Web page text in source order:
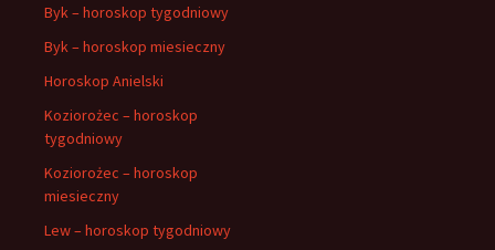
Byk – horoskop tygodniowy
Byk – horoskop miesieczny
Horoskop Anielski
Koziorożec – horoskop
tygodniowy
Koziorożec – horoskop
miesieczny
Lew – horoskop tygodniowy